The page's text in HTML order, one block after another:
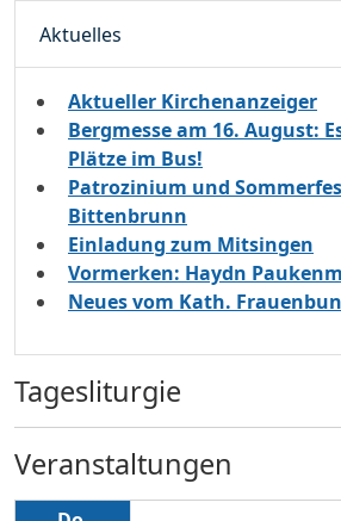
Aktuelles
Aktueller Kirchenanzeiger
Bergmesse am 16. August:
Plätze im Bus!
Patrozinium und
Bittenbrunn
Einladung zum Mitsingen
Vormerken: Haydn
Neues vom Kath.
Tagesliturgie
Veranstaltungen